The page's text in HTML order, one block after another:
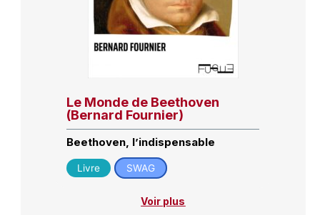
Le Monde de Beethoven
(Bernard Fournier)
Beethoven, l’indispensable
Livre SWAG
Voir plus